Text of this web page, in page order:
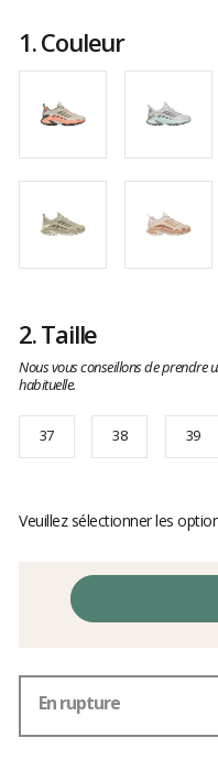
1.Couleur
2.Taille
Nous vous conseillons de prendre
habituelle.
37 38 39
Veuillez sélectionner les
En rupture